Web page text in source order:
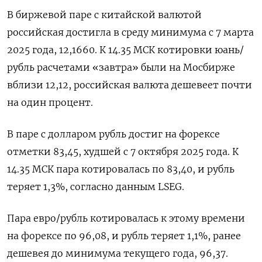
В биржевой паре с китайской валютой
российская достигла в среду минимума с 7 марта
2025 года, 12,1660. К 14.35 МСК котировки юань/
рубль расчетами «завтра» были на Мосбирже
вблизи 12,12, российская валюта дешевеет почти
на один процент.
В паре с ​долларом рубль достиг на форексе
отметки 83,45, худшей ​с 7 октября 2025 года. К ​
14.35 МСК ⁠пара котировалась по 83,40, и рубль
теряет 1,3%, согласно данным LSEG.
Пара евро/рубль котировалась к этому времени
на форексе ‌по 96,08, и рубль теряет 1,1%, ранее
дешевея ‌до минимума текущего года, 96,37.